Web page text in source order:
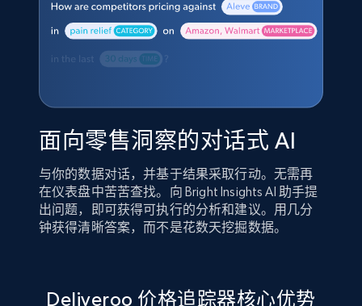
面向零售洞察的对话式 AI
与你的数据对话，并基于结果采取行动。无需再
在仪表盘中苦苦查找。向 Bright Insights AI 助手提
出问题，即可获得可执行的分析和建议。用几分
钟获得清晰答案，而不是花数天挖掘数据。
Deliveroo 价格追踪器核心优势